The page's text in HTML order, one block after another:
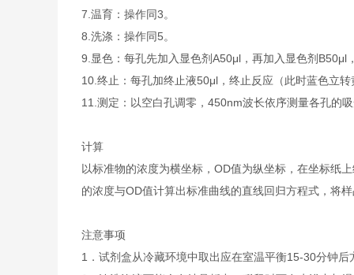
7. 温育：操作同3。
8. 洗涤：操作同5。
9. 显色：每孔先加入显色剂A50μl，再加入显色剂
10. 终止：每孔加终止液50μl，终止反应（此时蓝色立转
11. 测定：以空白孔调零，450nm波长依序测量各孔的
计算
以标准物的浓度为横坐标，OD值为纵坐标，在坐标纸
的浓度与OD值计算出标准曲线的直线回归方程式，将
注意事项
1．试剂盒从冷藏环境中取出应在室温平衡15-30分钟